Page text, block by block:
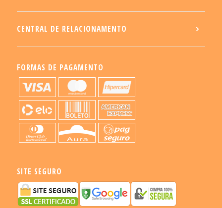
CENTRAL DE RELACIONAMENTO
FORMAS DE PAGAMENTO
SITE SEGURO